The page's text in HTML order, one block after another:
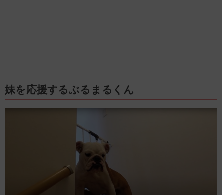
妹を応援するぶるまるくん